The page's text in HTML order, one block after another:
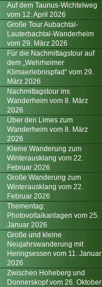
Auf dem Taunus-Wichtelweg
vom 12. April 2026
Große Tour Aubachtal-
Lauterbachtal-Wanderheim
vom 29. März 2026
Für die Nachmittagstour auf
dem „Wehrheimer
Klimaerlebnispfad“ vom 29.
März 2026
Nachmittagstour ins
Wanderheim vom 8. März
2026
Über den Limes zum
Wanderheim vom 8. März
2026
Kleine Wanderung zum
Winterausklang vom 22.
Februar 2026
Große Wanderung zum
Winterausklang vom 22.
Februar 2026
Thementag:
Photovoltaikanlagen vom 25.
Januar 2026
Große und kleine
Neujahrswanderung mit
Heringsessen vom 11. Januar
2026
Zwischen Hoheberg und
Donnerskopf vom 26. Oktober